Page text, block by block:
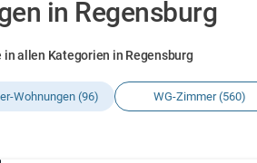
in Regensburg
allen Kategorien in Regensburg
Wohnungen (96) WG-Zimmer (560)